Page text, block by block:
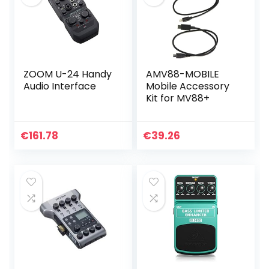
ZOOM U-24 Handy
Audio Interface
€161.78
AMV88-MOBILE
Mobile Accessory
Kit for MV88+
€39.26